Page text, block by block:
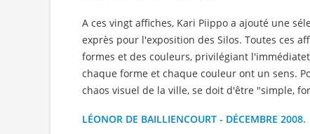
A ces vingt affiches, Kari Piippo a ajouté une
exprès pour l'exposition des Silos. Toutes ces
formes et des couleurs, privilégiant
chaque forme et chaque couleur ont un sens.
chaos visuel de la ville, se doit d'être "simple,
LÉONOR DE BAILLIENCOURT - DÉCEMBRE 2008.